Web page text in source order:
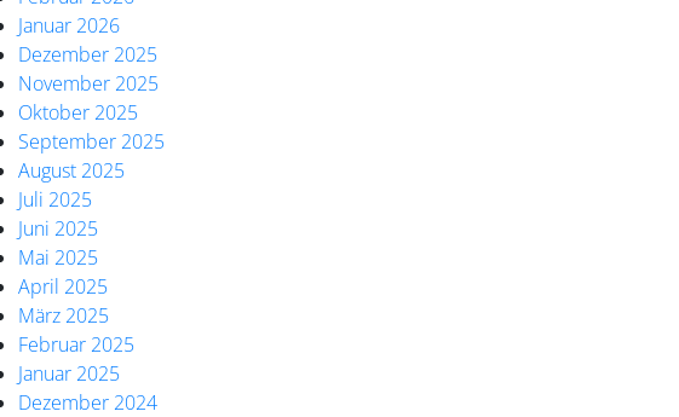
Januar 2026
Dezember 2025
November 2025
Oktober 2025
September 2025
August 2025
Juli 2025
Juni 2025
Mai 2025
April 2025
März 2025
Februar 2025
Januar 2025
Dezember 2024